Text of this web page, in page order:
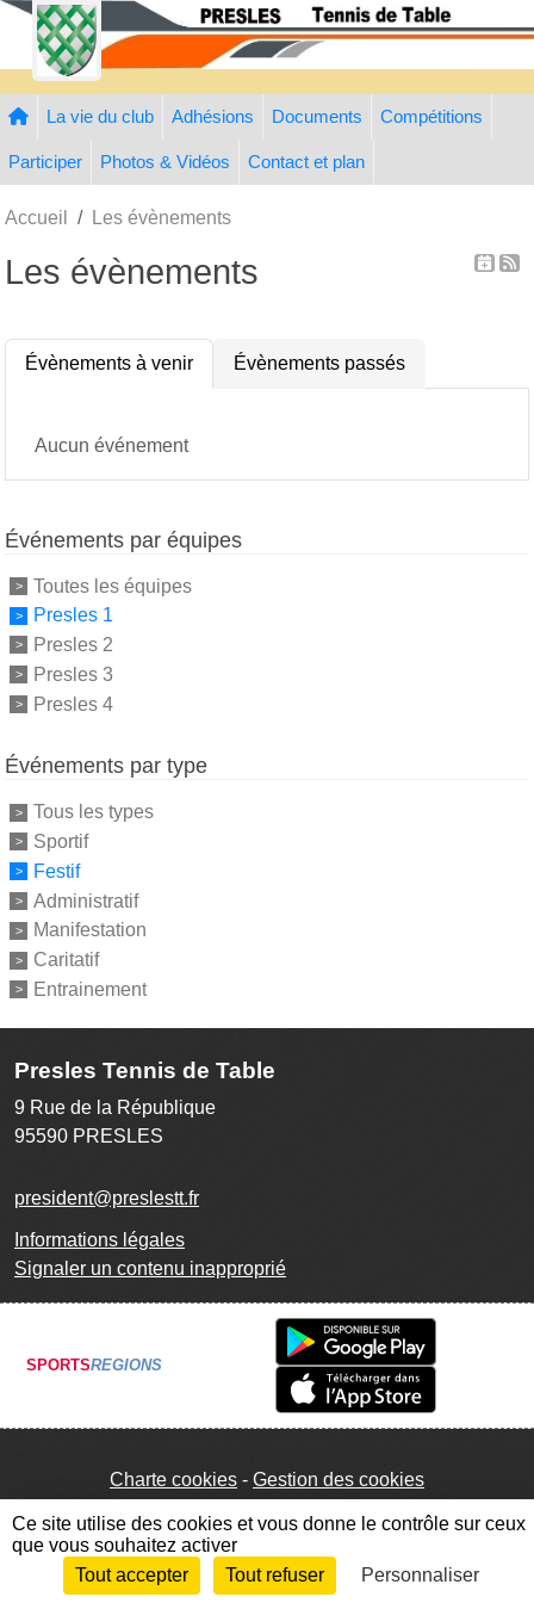
La vie du club Adhésions Documents Compétitions
Participer Photos & Vidéos Contact et plan
Accueil Les évènements
Les évènements
Évènements à venir Évènements passés
Aucun événement
Événements par équipes
Toutes les équipes
Presles 1
Presles 2
Presles 3
Presles 4
Événements par type
Tous les types
Sportif
Festif
Administratif
Manifestation
Caritatif
Entrainement
Presles Tennis de Table
9 Rue de la République
95590 PRESLES
president@preslestt.fr
Informations légales
Signaler un contenu inapproprié
SPORTSREGIONS
Charte cookies Gestion des cookies
Envie de participer ? Connexion
Panneau de gestion des cookies
Ce site utilise des cookies et vous donne le contrôle sur ceux
que vous souhaitez activer
Tout accepter
Tout refuser Personnaliser